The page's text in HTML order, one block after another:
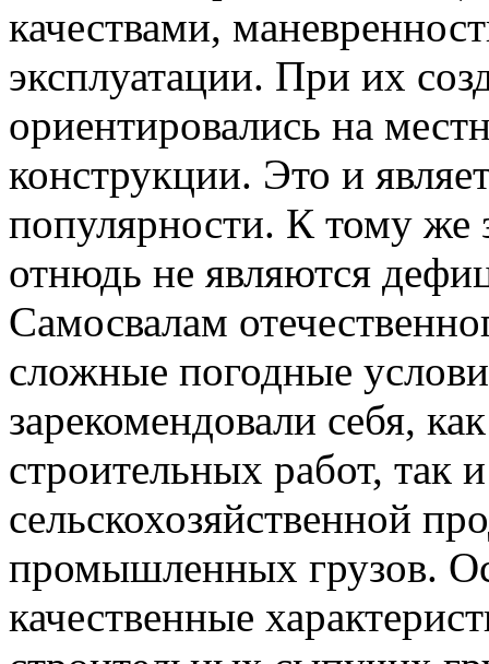
качествами,
эксплуатации. При их
ориентировались на
конструкции. Это и
популярности. К тому же
отнюдь не являются
Самосвалам
сложные погодные
зарекомендовали себя,
строительных работ, так
сельскохозяйственной
промышленных грузов.
качественные